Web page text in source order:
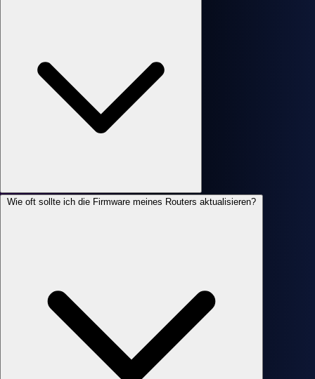
Wie oft sollte ich die Firmware meines Routers aktualisieren?